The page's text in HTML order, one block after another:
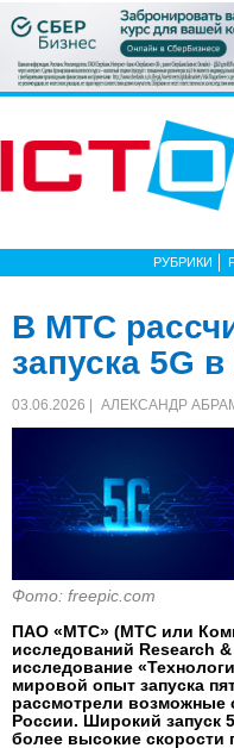
РУБРИКИ
В МТС
запуска 5G
03.06.2026 | АЛЕКСАНДР
Фото: freepic.com
ПАО «МТС» (МТС или
исследований Research
исследование
мировой опыт запуска
рассмотрели возможные
России. Широкий запуск
более высокие скорости